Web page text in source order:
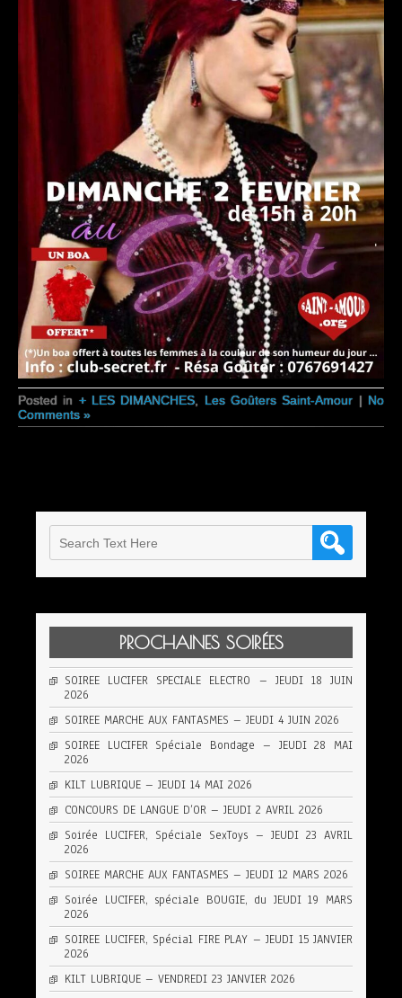
Posted in + LES DIMANCHES Les Goûters Saint-Amour | No
Comments »
PROCHAINES SOIRÉES
SOIREE LUCIFER SPECIALE ELECTRO – JEUDI 18 JUIN
2026
SOIREE MARCHE AUX FANTASMES – JEUDI 4 JUIN 2026
SOIREE LUCIFER Spéciale Bondage – JEUDI 28 MAI
2026
KILT LUBRIQUE – JEUDI 14 MAI 2026
CONCOURS DE LANGUE D’OR – JEUDI 2 AVRIL 2026
Soirée LUCIFER, Spéciale SexToys – JEUDI 23 AVRIL
2026
SOIREE MARCHE AUX FANTASMES – JEUDI 12 MARS 2026
Soirée LUCIFER, spéciale BOUGIE, du JEUDI 19 MARS
2026
SOIREE LUCIFER, Spécial FIRE PLAY – JEUDI 15 JANVIER
2026
KILT LUBRIQUE – VENDREDI 23 JANVIER 2026